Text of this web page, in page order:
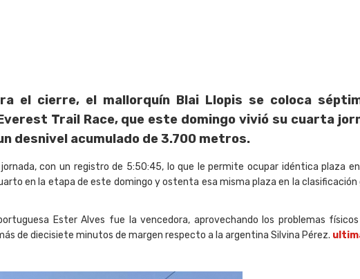
el cierre, el mallorquín Blai Llopis se coloca
Trail Race, que este domingo vivió su cuarta
desnivel acumulado de 3.700 metros.
con un registro de 5:50:45, lo que le permite ocupar idéntica plaza
en la etapa de este domingo y ostenta esa misma plaza en la clasificación
Ester Alves fue la vencedora, aprovechando los problemas
de diecisiete minutos de margen respecto a la argentina Silvina Pérez.